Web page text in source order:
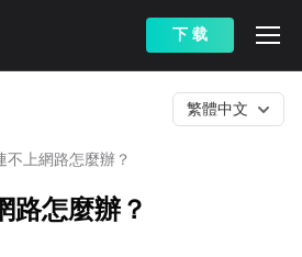
下 载
不上網路怎麼辦？
繁體中文
路怎麼辦？